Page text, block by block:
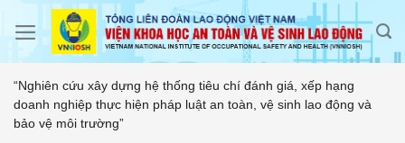
“Nghiên cứu xây dựng hệ thống tiêu chí đánh giá, xếp hạng
doanh nghiệp thực hiện pháp luật an toàn, vệ sinh lao động và
bảo vệ môi trường”